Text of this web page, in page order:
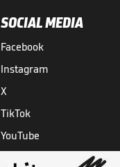
SOCIAL MEDIA
Facebook
Instagram
X
TikTok
YouTube